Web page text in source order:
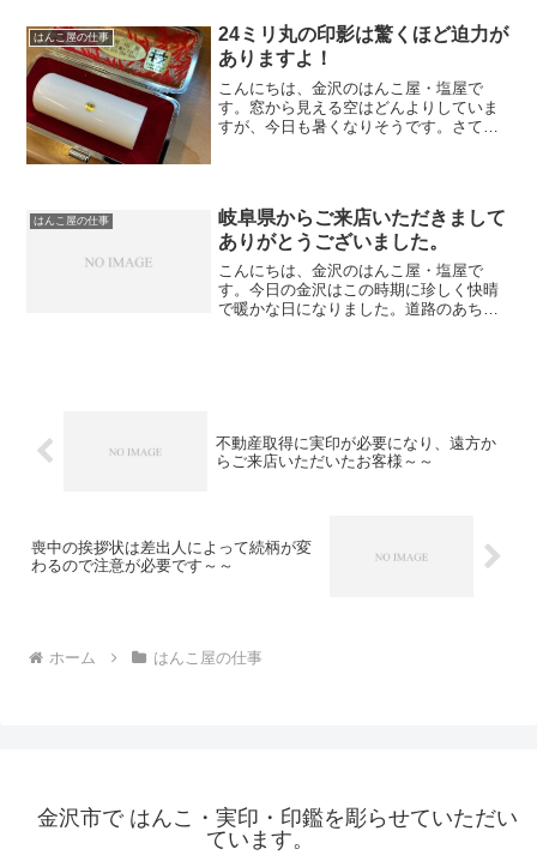
んご本人が「これ！」と...
はんこ屋の仕事
24ミリ丸の印影は驚くほど迫力が
ありますよ！
こんにちは、金沢のはんこ屋・塩屋で
す。窓から見える空はどんよりしていま
すが、今日も暑くなりそうです。さて、
径24ミリのサイズは問...
はんこ屋の仕事
岐阜県からご来店いただきまして
ありがとうございました。
こんにちは、金沢のはんこ屋・塩屋で
す。今日の金沢はこの時期に珍しく快晴
で暖かな日になりました。道路のあちこ
不動産取得に実印が必要になり、遠方か
らご来店いただいたお客様～～
喪中の挨拶状は差出人によって続柄が変
わるので注意が必要です～～
ホーム はんこ屋の仕事
金沢市で はんこ・実印・印鑑を彫らせていただい
ています。